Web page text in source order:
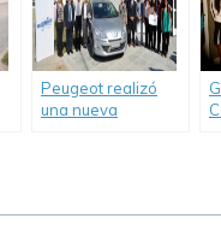
Peugeot realizó
una nueva